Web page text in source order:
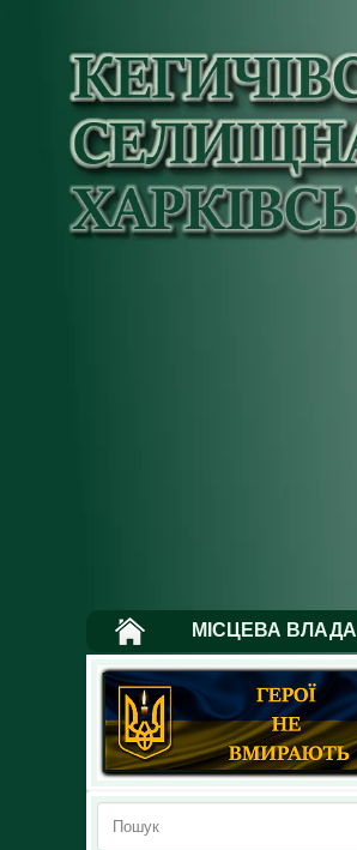
МІСЦЕВА ВЛАДА